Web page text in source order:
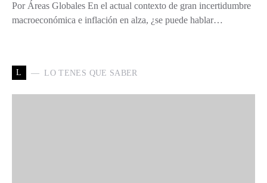
Por Áreas Globales En el actual contexto de gran incertidumbre
macroeconómica e inflación en alza, ¿se puede hablar…
L LO TENES QUE SABER